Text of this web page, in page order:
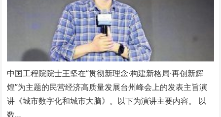
中国工程院院士王坚在“贯彻新理念·构建新格局·再创新辉
煌”为主题的民营经济高质量发展台州峰会上的发表主旨演
讲《城市数字化和城市大脑》。以下为演讲主要内容。 以
数…